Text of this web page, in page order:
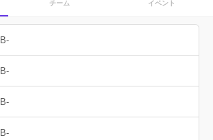
チーム イベント
B-
B-
B-
B-